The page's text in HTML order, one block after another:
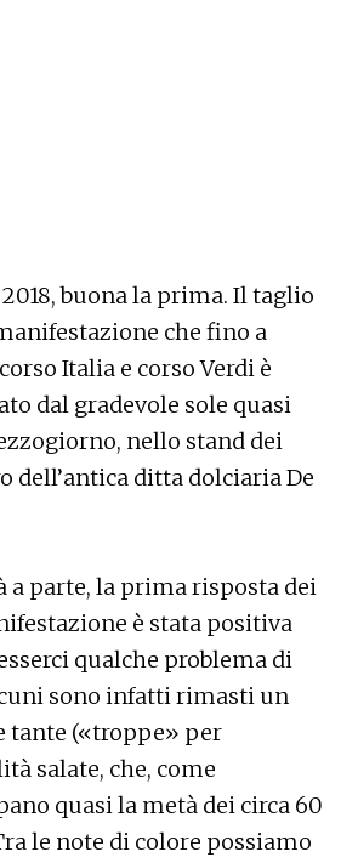
buona la prima. Il taglio
che fino a
Italia e corso Verdi è
dal gradevole sole quasi
nello stand dei
dell’antica ditta dolciaria De
a parte, la prima risposta dei
è stata positiva
qualche problema di
sono infatti rimasti un
tante («troppe» per
salate, che, come
quasi la metà dei circa 60
le note di colore possiamo